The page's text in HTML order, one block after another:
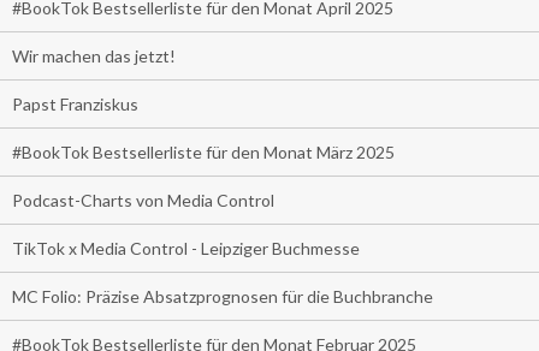
#BookTok Bestsellerliste für den Monat April 2025
Wir machen das jetzt!
Papst Franziskus
#BookTok Bestsellerliste für den Monat März 2025
Podcast-Charts von Media Control
TikTok x Media Control - Leipziger Buchmesse
MC Folio: Präzise Absatzprognosen für die Buchbranche
#BookTok Bestsellerliste für den Monat Februar 2025